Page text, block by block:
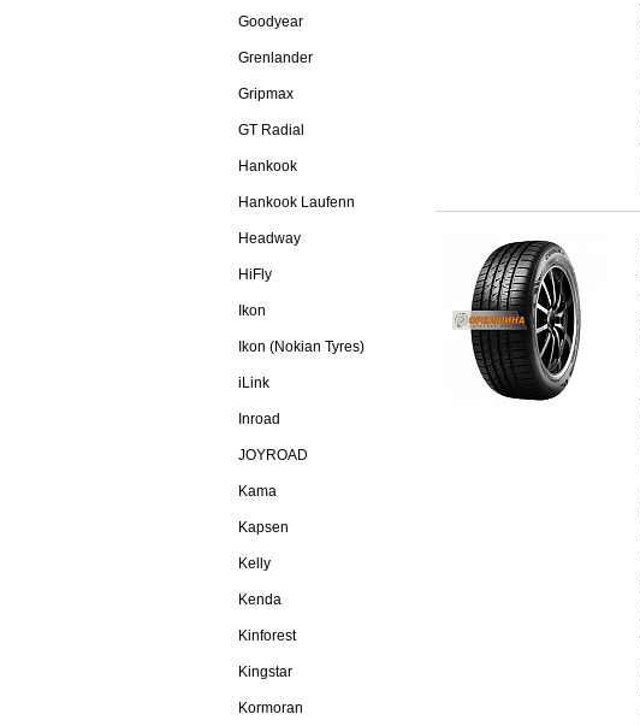
Goodyear
Grenlander
Gripmax
GT Radial
Hankook
Hankook Laufenn
Headway
HiFly
Ikon
Ikon (Nokian Tyres)
iLink
Inroad
JOYROAD
Kama
Kapsen
Kelly
Kenda
Kinforest
Kingstar
Kormoran